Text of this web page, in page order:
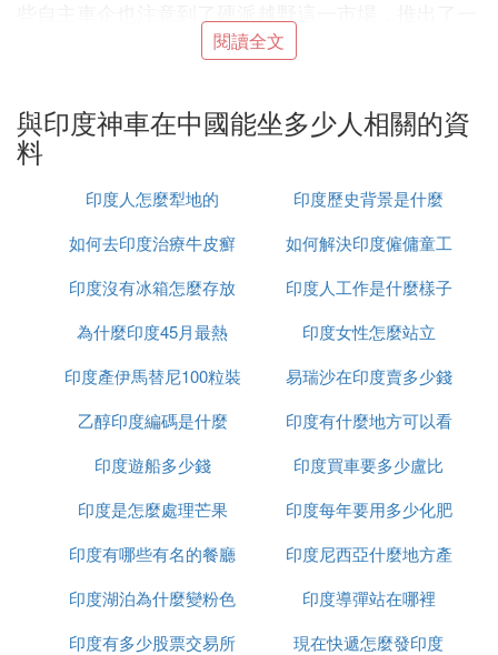
些很有趣的車型。前不久我去長城4S店去了解過長城
炮越野皮卡，它不到20萬的售價確實相對一些進口的
自己的夢想。而長城4S店的店員老哥則更加硬核，聽
說我們可能計劃出一期有關長城炮的視頻便直接保證
水坑、溝坎什麼的直接過就行了，這車就該這么
玩。」
本文來源於汽車之家車家號作者，不代表汽車之家的
觀點立場。
③ 「印度神車」都說很厲害，究竟這是為
一、外觀漂亮
印度神車從外形上看非常的大氣漂亮，在設計理念上
深受大家的歡迎，他擁有非常流暢的曲線，而且還具
有賓士的流暢性能，還具備了寶馬以及捷豹的特性
使人在看到這款車的第一眼就深深的為他的外觀所吸
引了，這也是很多人選擇印度神車的原因。
四、這款車在當時是風靡一時的，雖然因為一定的原
閱讀全文
與印度神車在中國能坐多少人相關的資
料
印度人怎麼犁地的
印度歷史背景是什麼
如何去印度治療牛皮癬
如何解決印度僱傭童工
的問題
印度沒有冰箱怎麼存放
食物
印度人工作是什麼樣子
為什麼印度45月最熱
印度女性怎麼站立
印度產伊馬替尼100粒裝
多少錢
易瑞沙在印度賣多少錢
一粒
乙醇印度編碼是什麼
印度有什麼地方可以看
到太陽
印度遊船多少錢
印度買車要多少盧比
印度是怎麼處理芒果
印度每年要用多少化肥
印度有哪些有名的餐廳
印度尼西亞什麼地方產
榴槤
印度湖泊為什麼變粉色
印度導彈站在哪裡
印度有多少股票交易所
現在快遞怎麼發印度